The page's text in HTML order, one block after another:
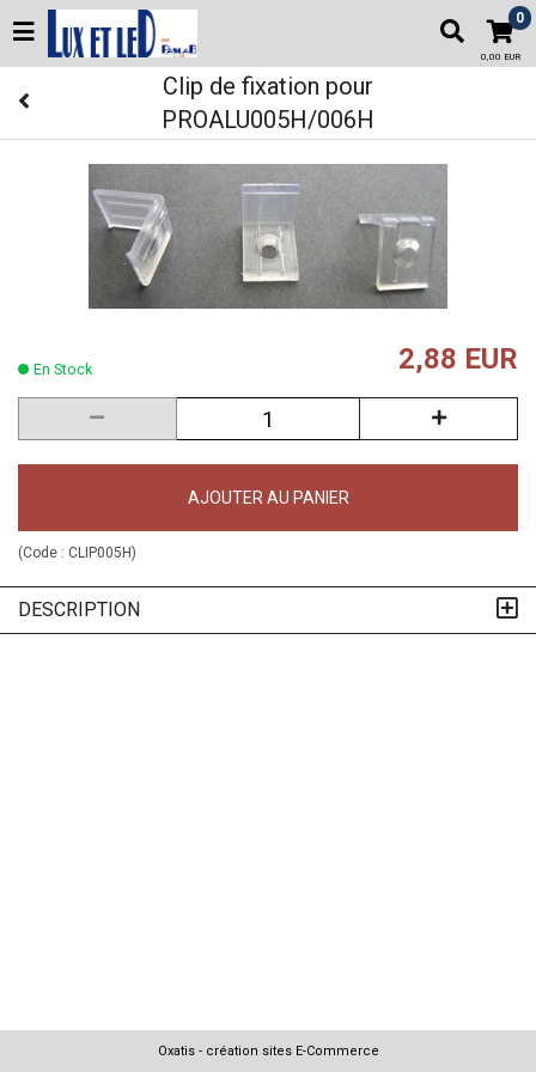
0
0,00 EUR
Clip de fixation pour
PROALU005H/006H
En Stock 2,88 EUR
AJOUTER AU PANIER
(Code : CLIP005H)
DESCRIPTION
Oxatis - création sites E-Commerce